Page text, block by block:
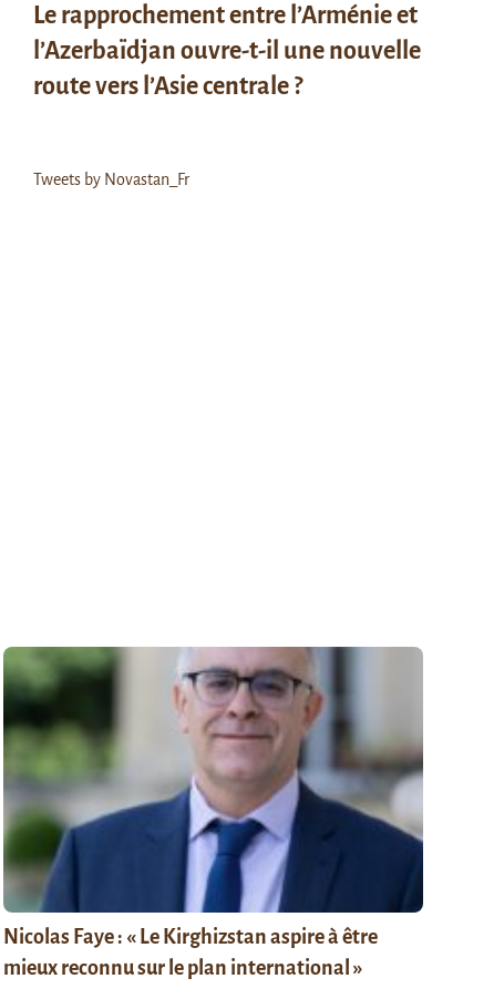
Le rapprochement entre l’Arménie et
l’Azerbaïdjan ouvre-t-il une nouvelle
route vers l’Asie centrale ?
Tweets by Novastan_Fr
Nicolas Faye : « Le Kirghizstan aspire à être
mieux reconnu sur le plan international »